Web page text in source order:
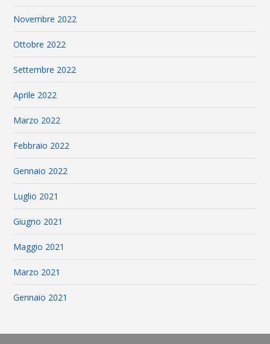
Novembre 2022
Ottobre 2022
Settembre 2022
Aprile 2022
Marzo 2022
Febbraio 2022
Gennaio 2022
Luglio 2021
Giugno 2021
Maggio 2021
Marzo 2021
Gennaio 2021